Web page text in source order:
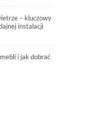
– kluczowy
instalacji
i jak dobrać